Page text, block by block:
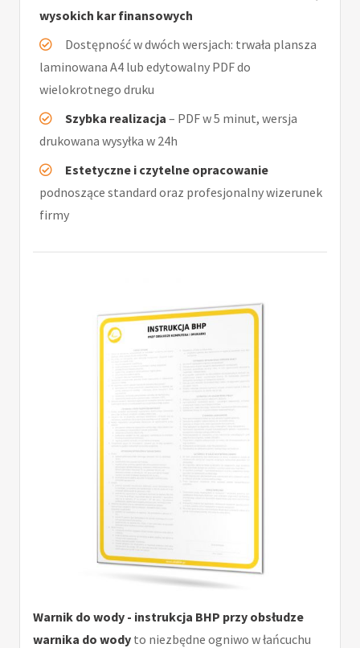
wysokich kar finansowych
Dostępność w dwóch wersjach: trwała plansza
laminowana A4 lub edytowalny PDF do
wielokrotnego druku
Szybka realizacja – PDF w 5 minut, wersja
drukowana wysyłka w 24h
Estetyczne i czytelne opracowanie
podnoszące standard oraz profesjonalny wizerunek
firmy
Warnik do wody - instrukcja BHP przy obsłudze
warnika do wody to niezbędne ogniwo w łańcuchu